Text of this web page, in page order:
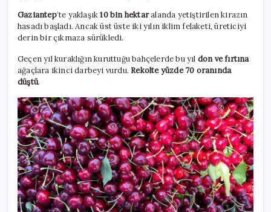
için
Gaziantep‘te yaklaşık10 bin hektaralanda yetiştirilen kirazın
hasadı başladı. Ancak üst üste iki yılın iklim felaketi, üreticiyi
derin bir çıkmaza sürükledi.
Geçen yıl kuraklığın kuruttuğu bahçelerde bu yıl don ve fırtına
ağaçlara ikinci darbeyi vurdu.Rekolte yüzde 70 oranında
düştü.